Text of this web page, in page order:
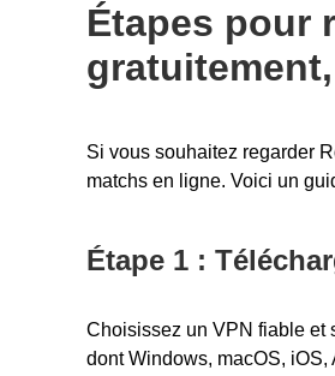
Étapes pour
Si vous souhaitez regarder
matchs en ligne. Voici un
Étape 1 :
Choisissez un VPN fiable et
dontWindows, macOS, iOS,